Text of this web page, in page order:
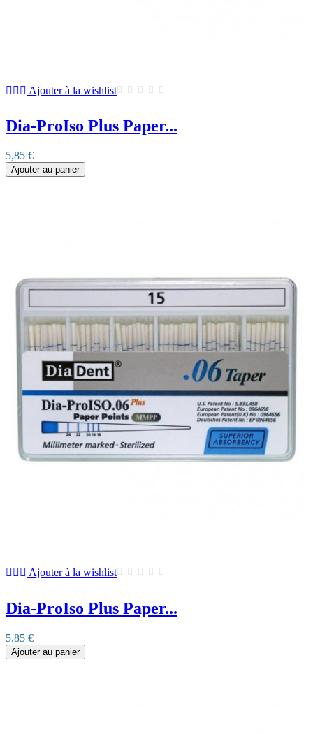
Ajouter à la wishlist
Dia-ProIso Plus Paper...
5,85 €
Ajouter au panier
Ajouter à la wishlist
Dia-ProIso Plus Paper...
5,85 €
Ajouter au panier